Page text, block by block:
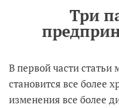
Три
В первой части
становится все более
изменения все более